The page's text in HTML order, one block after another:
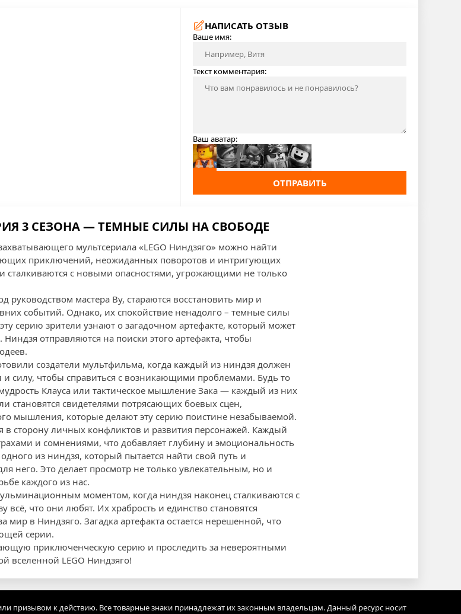
НАПИСАТЬ ОТЗЫВ
Ваше имя:
Текст комментария:
Ваш аватар:
ОТПРАВИТЬ
3 СЕЗОНА — ТЕМНЫЕ СИЛЫ НА СВОБОДЕ
мультсериала «LEGO Ниндзяго» можно найти
приключений, неожиданных поворотов и интригующих
сталкиваются с новыми опасностями, угрожающими не только
руководством мастера Ву, стараются восстановить мир и
событий. Однако, их спокойствие ненадолго – темные силы
серию зрители узнают о загадочном артефакте, который может
отправляются на поиски этого артефакта, чтобы
создатели мультфильма, когда каждый из ниндзя должен
силу, чтобы справиться с возникающими проблемами. Будь то
Клауса или тактическое мышление Зака — каждый из них
становятся свидетелями потрясающих боевых сцен,
мышления, которые делают эту серию поистине незабываемой.
в сторону личных конфликтов и развития персонажей. Каждый
и сомнениями, что добавляет глубину и эмоциональность
из ниндзя, который пытается найти свой путь и
него. Это делает просмотр не только увлекательным, но и
каждого из нас.
моментом, когда ниндзя наконец сталкиваются с
всё, что они любят. Их храбрость и единство становятся
в Ниндзяго. Загадка артефакта остается нерешенной, что
серии.
приключенческую серию и проследить за невероятными
вселенной LEGO Ниндзяго!
призывом к действию. Все товарные знаки принадлежат их законным владельцам. Данный ресурс носит